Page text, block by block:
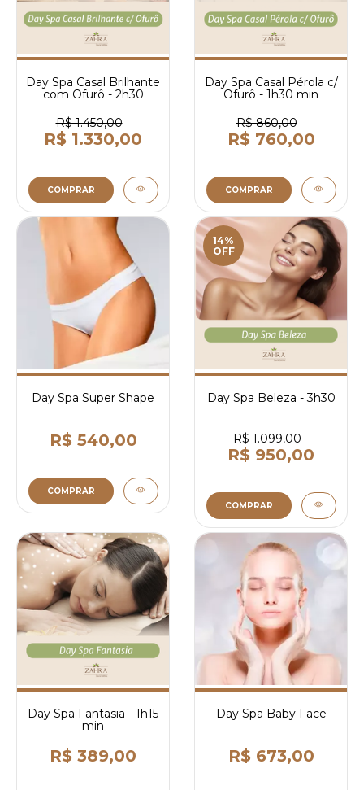
Day Spa Casal Brilhante
com Ofurô - 2h30
R$ 1.450,00
R$ 1.330,00
COMPRAR
Day Spa Casal Pérola c/
Ofurô - 1h30 min
R$ 860,00
R$ 760,00
COMPRAR
Day Spa Super Shape
R$ 540,00
COMPRAR
14%
OFF
Day Spa Beleza - 3h30
R$ 1.099,00
R$ 950,00
COMPRAR
Day Spa Fantasia - 1h15
min
R$ 389,00
Day Spa Baby Face
R$ 673,00